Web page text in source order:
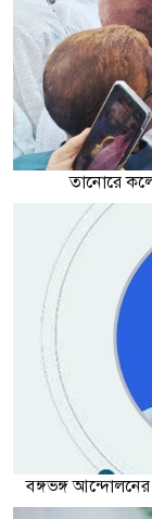
তানোরে
বঙ্গভঙ্গ আন্দোলনের